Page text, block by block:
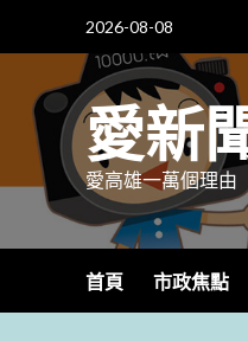
2026-08-08
愛新
愛高雄一萬個理由
首頁 市政焦點